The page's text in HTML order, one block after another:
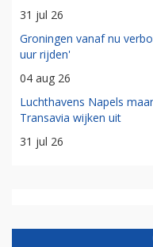
31 jul 26
Groningen vanaf nu
uur rijden'
04 aug 26
Luchthavens Napels
Transavia wijken uit
31 jul 26